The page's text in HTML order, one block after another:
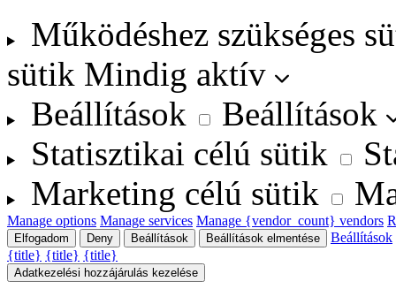
Működéshez szükséges
sütik Mindig aktív
Beállítások
Beállítások
Statisztikai célú sütik
Marketing célú sütik
Manage options Manage services Manage {vendor_count} vendors
Elfogadom Deny Beállítások Beállítások elmentése
Beállítások
{title} {title} {title}
Adatkezelési hozzájárulás kezelése